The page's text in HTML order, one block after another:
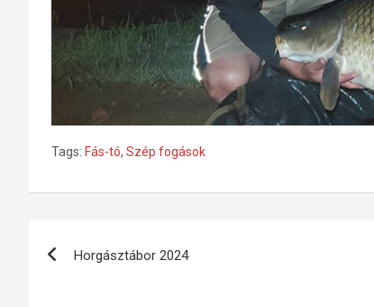
Tags: Fás-tó, Szép fogások
navigáció
Horgásztábor 2024